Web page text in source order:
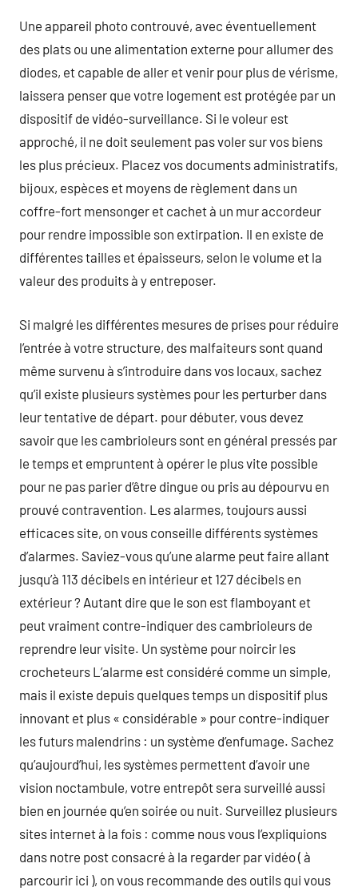
Une appareil photo controuvé, avec éventuellement
des plats ou une alimentation externe pour allumer des
diodes, et capable de aller et venir pour plus de vérisme,
laissera penser que votre logement est protégée par un
dispositif de vidéo-surveillance. Si le voleur est
approché, il ne doit seulement pas voler sur vos biens
les plus précieux. Placez vos documents administratifs,
bijoux, espèces et moyens de règlement dans un
coffre-fort mensonger et cachet à un mur accordeur
pour rendre impossible son extirpation. Il en existe de
différentes tailles et épaisseurs, selon le volume et la
valeur des produits à y entreposer.
Si malgré les différentes mesures de prises pour réduire
l’entrée à votre structure, des malfaiteurs sont quand
même survenu à s’introduire dans vos locaux, sachez
qu’il existe plusieurs systèmes pour les perturber dans
leur tentative de départ. pour débuter, vous devez
savoir que les cambrioleurs sont en général pressés par
le temps et empruntent à opérer le plus vite possible
pour ne pas parier d’être dingue ou pris au dépourvu en
prouvé contravention. Les alarmes, toujours aussi
efficaces site, on vous conseille différents systèmes
d’alarmes. Saviez-vous qu’une alarme peut faire allant
jusqu’à 113 décibels en intérieur et 127 décibels en
extérieur ? Autant dire que le son est flamboyant et
peut vraiment contre-indiquer des cambrioleurs de
reprendre leur visite. Un système pour noircir les
crocheteurs L’alarme est considéré comme un simple,
mais il existe depuis quelques temps un dispositif plus
innovant et plus « considérable » pour contre-indiquer
les futurs malendrins : un système d’enfumage. Sachez
qu’aujourd’hui, les systèmes permettent d’avoir une
vision noctambule, votre entrepôt sera surveillé aussi
bien en journée qu’en soirée ou nuit. Surveillez plusieurs
sites internet à la fois : comme nous vous l’expliquions
dans notre post consacré à la regarder par vidéo ( à
parcourir ici ), on vous recommande des outils qui vous